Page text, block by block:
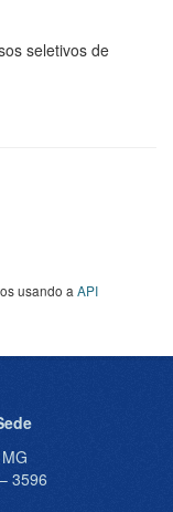
seletivos de
usando a API
3596